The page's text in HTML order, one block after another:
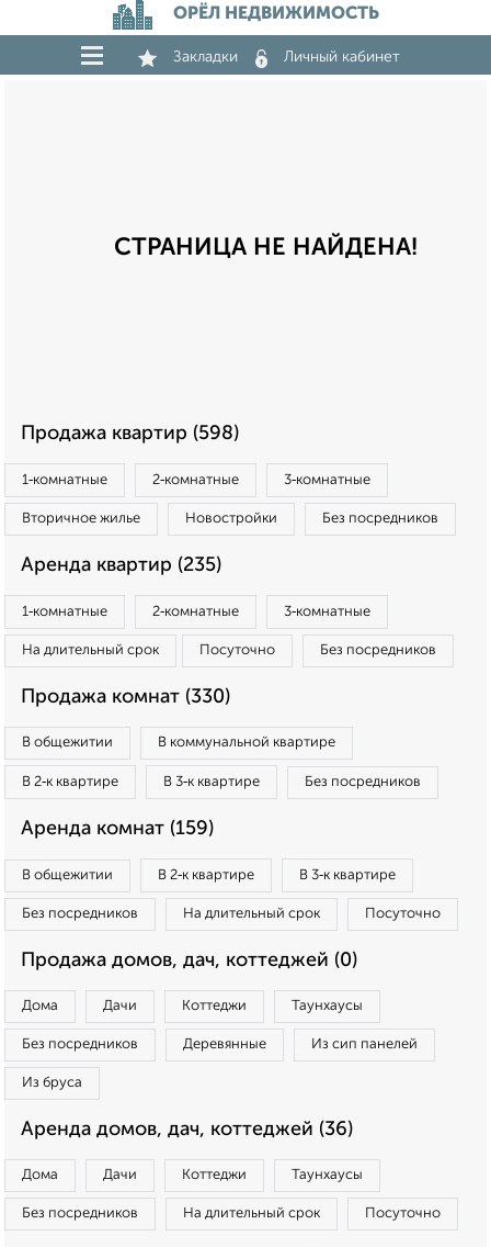
ОРЁЛ НЕДВИЖИМОСТЬ
Закладки Личный кабинет
СТРАНИЦА НЕ НАЙДЕНА!
Продажа квартир (598)
1‑комнатные 2‑комнатные 3‑комнатные
Вторичное жилье Новостройки Без посредников
Аренда квартир (235)
1‑комнатные 2‑комнатные 3‑комнатные
На длительный срок Посуточно Без посредников
Продажа комнат (330)
В общежитии В коммунальной квартире
В 2‑к квартире В 3‑к квартире Без посредников
Аренда комнат (159)
В общежитии В 2‑к квартире В 3‑к квартире
Без посредников На длительный срок Посуточно
Продажа домов, дач, коттеджей (0)
Дома Дачи Коттеджи Таунхаусы
Без посредников Деревянные Из сип панелей
Из бруса
Аренда домов, дач, коттеджей (36)
Дома Дачи Коттеджи Таунхаусы
Без посредников На длительный срок Посуточно